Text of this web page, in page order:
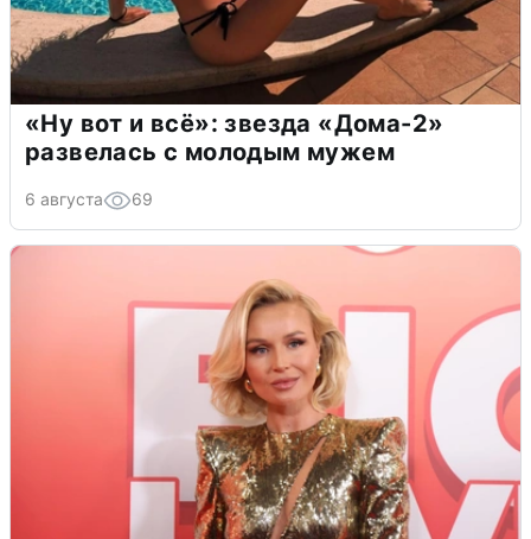
«Ну вот и всё»: звезда «Дома-2»
развелась с молодым мужем
6 августа 69